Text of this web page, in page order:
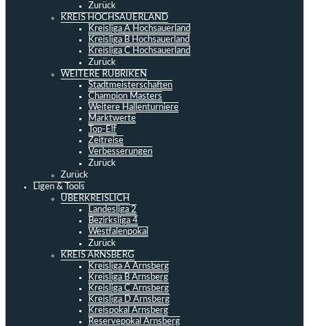
Zurück
KREIS HOCHSAUERLAND
Kreisliga A Hochsauerland
Kreisliga B Hochsauerland
Kreisliga C Hochsauerland
Zurück
WEITERE RUBRIKEN
Stadtmeisterschaften
Champion Masters
Weitere Hallenturniere
Marktwerte
Top-Elf
Zeitreise
Verbesserungen
Zurück
Zurück
Ligen & Tools
ÜBERKREISLICH
Landesliga 2
Bezirksliga 4
Westfalenpokal
Zurück
KREIS ARNSBERG
Kreisliga A Arnsberg
Kreisliga B Arnsberg
Kreisliga C Arnsberg
Kreisliga D Arnsberg
Kreispokal Arnsberg
Reservepokal Arnsberg